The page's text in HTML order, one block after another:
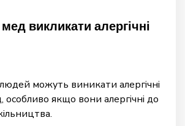
викликати алергічні
можуть виникати алергічні
особливо якщо вони алергічні до